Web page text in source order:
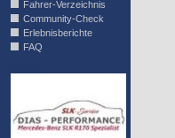
Fahrer-Verzeichnis
Community-Check
Erlebnisberichte
FAQ